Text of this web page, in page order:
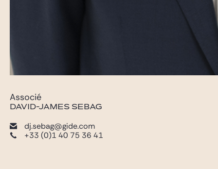
Associé
DAVID-JAMES SEBAG
dj.sebag@gide.com
+33 (0)1 40 75 36 41